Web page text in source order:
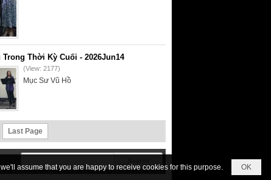
Thời Kỳ Cuối - 2026Jun14
(View: 2177)
Mục Sư Vũ Hồ
Last Page
OK
assume that you are happy to receive cookies for this purpose.